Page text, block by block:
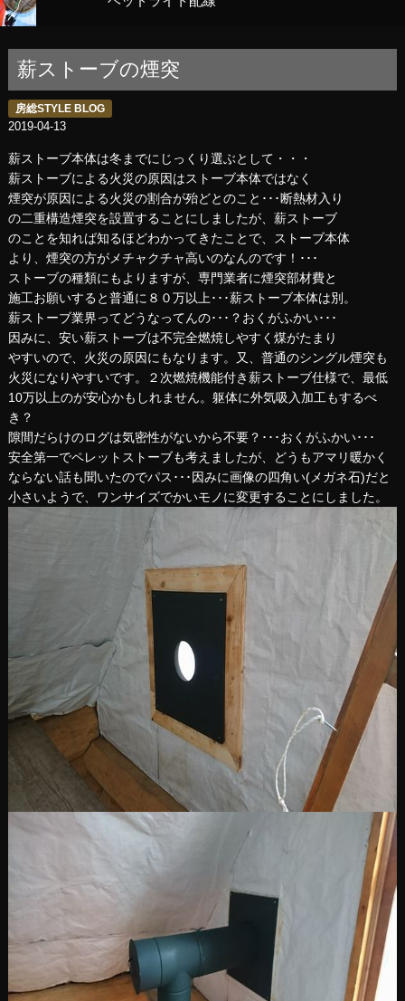
薪ストーブの煙突
房総STYLE BLOG
2019-04-13
薪ストーブ本体は冬までにじっくり選ぶとして・・・
薪ストーブによる火災の原因はストーブ本体ではなく
煙突が原因による火災の割合が殆どとのこと･･･断熱材入り
の二重構造煙突を設置することにしましたが、薪ストーブ
のことを知れば知るほどわかってきたことで、ストーブ本体
より、煙突の方がメチャクチャ高いのなんのです！･･･
ストーブの種類にもよりますが、専門業者に煙突部材費と
施工お願いすると普通に８０万以上･･･薪ストーブ本体は別。
薪ストーブ業界ってどうなってんの･･･？おくがふかい･･･
因みに、安い薪ストーブは不完全燃焼しやすく煤がたまり
やすいので、火災の原因にもなります。又、普通のシングル煙突も
火災になりやすいです。２次燃焼機能付き薪ストーブ仕様で、最低
10万以上のが安心かもしれません。躯体に外気吸入加工もするべ
き？
隙間だらけのログは気密性がないから不要？･･･おくがふかい･･･
安全第一でペレットストーブも考えましたが、どうもアマリ暖かく
ならない話も聞いたのでパス･･･因みに画像の四角い(メガネ石)だと
小さいようで、ワンサイズでかいモノに変更することにしました。